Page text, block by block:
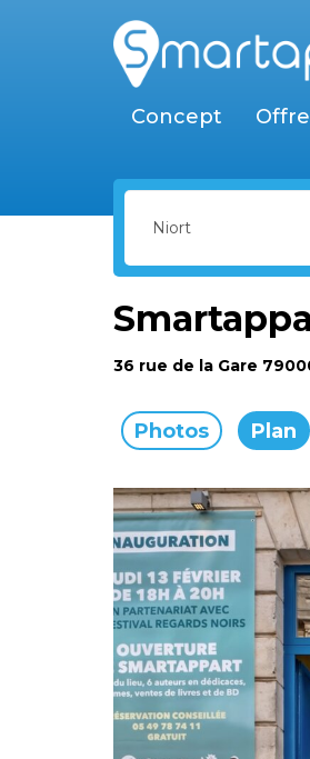
Concept
36 rue de la Gare
Photos Plan